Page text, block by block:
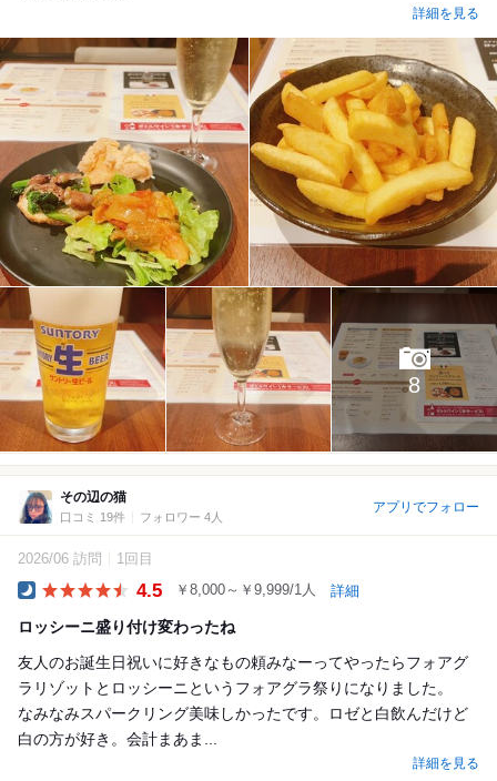
詳細を見る
8
その辺の猫
口コミ 19件 フォロワー 4人
アプリでフォロー
2026/06 訪問 1回目
4.5 ￥8,000～￥9,999/1人 詳細
ロッシーニ盛り付け変わったね
友人のお誕生日祝いに好きなもの頼みなーってやったらフォアグ
ラリゾットとロッシーニというフォアグラ祭りになりました。
なみなみスパークリング美味しかったです。ロゼと白飲んだけど
白の方が好き。会計まあま...
詳細を見る